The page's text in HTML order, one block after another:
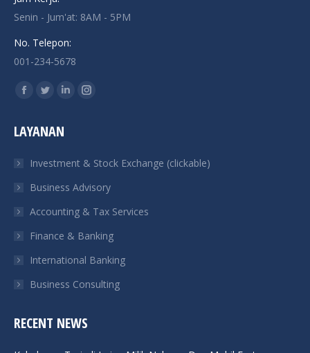
Senin - Jum'at: 8AM - 5PM
No. Telepon:
001-234-5678
Find us on:
Facebook
opens
new
window
Twitter
opens
new
window
Linkedin
new
window
Instagram
new
window
LAYANAN
Investment & Stock Exchange (clickable)
Business Advisory
Accounting & Tax Services
Finance & Banking
International Banking
Business Consulting
RECENT NEWS